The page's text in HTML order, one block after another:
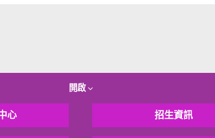
開啟
心 招生資訊